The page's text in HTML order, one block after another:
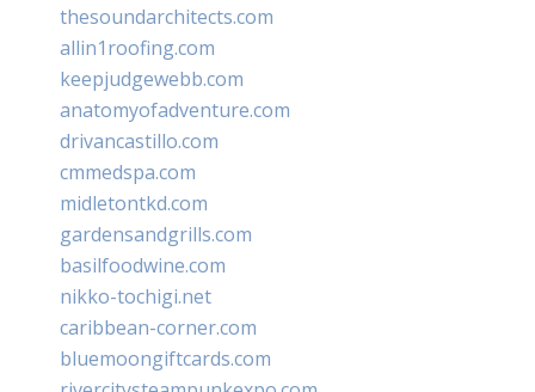
thesoundarchitects.com
allin1roofing.com
keepjudgewebb.com
anatomyofadventure.com
drivancastillo.com
cmmedspa.com
midletontkd.com
gardensandgrills.com
basilfoodwine.com
nikko-tochigi.net
caribbean-corner.com
bluemoongiftcards.com